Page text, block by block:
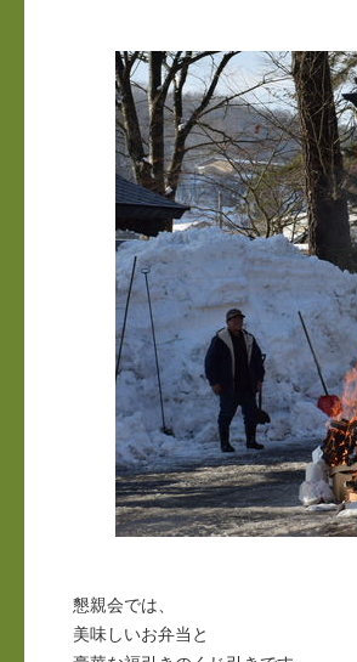
懇親会では、
美味しいお弁当と